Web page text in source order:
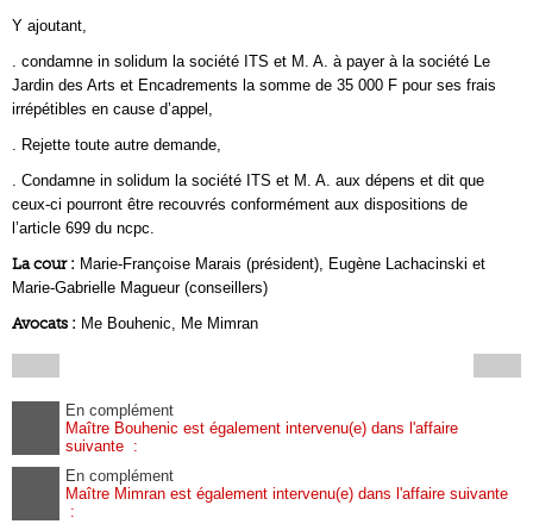
Y ajoutant,
. condamne in solidum la société ITS et M. A. à payer à la société Le
Jardin des Arts et Encadrements la somme de 35 000 F pour ses frais
irrépétibles en cause d’appel,
. Rejette toute autre demande,
. Condamne in solidum la société ITS et M. A. aux dépens et dit que
ceux-ci pourront être recouvrés conformément aux dispositions de
l’article 699 du ncpc.
La cour : Marie-Françoise Marais (président), Eugène Lachacinski et
Marie-Gabrielle Magueur (conseillers)
Avocats : Me Bouhenic, Me Mimran
En complément
Maître Bouhenic est également intervenu(e) dans l'affaire
suivante :
En complément
Maître Mimran est également intervenu(e) dans l'affaire suivante
: